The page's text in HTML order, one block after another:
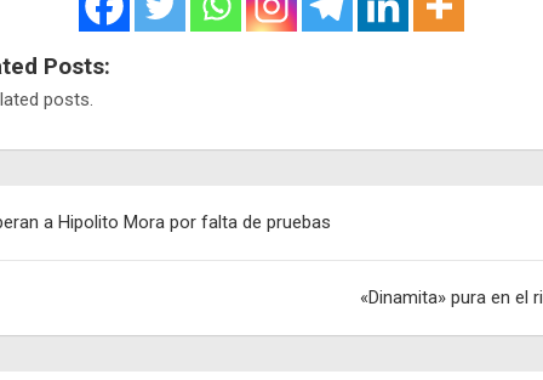
Posts:
posts.
a Hipolito Mora por falta de pruebas
«Dinamita» pura en el